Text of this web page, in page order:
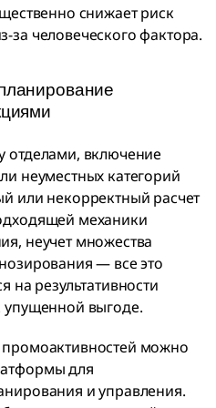
снижает риск
человеческого фактора.
отделами, включение
неуместных категорий
или некорректный расчет
механики
неучет множества
— все это
на результативности
выгоде.
можно
для
и управления.